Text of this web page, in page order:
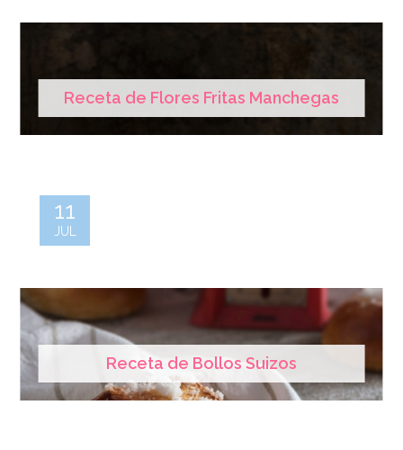
Receta de Flores Fritas Manchegas
Receta de Bollos Suizos
11
JUL